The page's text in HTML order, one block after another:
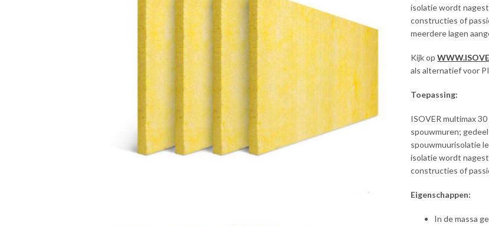
isolatie wordt
constructies of
meerdere lagen
Kijk op
als alternatief voor
Toepassing:
ISOVER multimax
spouwmuren;
spouwmuurisolatie
isolatie wordt
constructies of
Eigenschappen:
In de massa